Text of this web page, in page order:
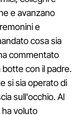
e avanzano
e
cosa sia
commentato
con il padre.
si sia operato di
sull'occhio. Al
voluto